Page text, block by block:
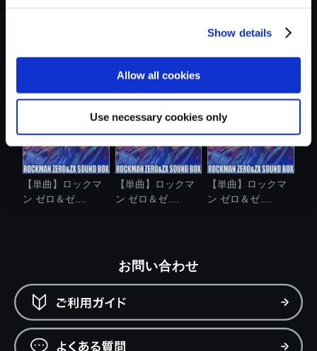
Show details
Allow all cookies
Use necessary cookies only
ン ゼロ＆ゼ....
ン ゼロ＆ゼ....
ン ゼロ＆ゼ....
【単曲】ロックマ
ン ゼロ＆ゼ....
【単曲】ロックマ
ン ゼロ＆ゼ....
【単曲】ロックマ
ン ゼロ＆ゼ....
お問い合わせ